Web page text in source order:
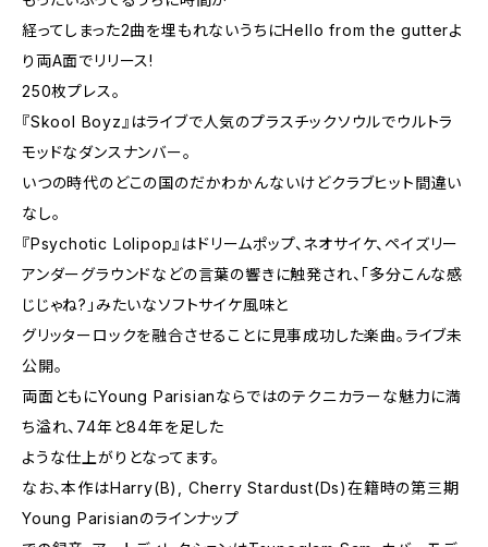
経ってしまった2曲を埋もれないうちにHello from the gutterよ
り両A面でリリース!
250枚プレス。
『Skool Boyz』はライブで人気のプラスチックソウルでウルトラ
モッドなダンスナンバー。
いつの時代のどこの国のだかわかんないけどクラブヒット間違い
なし。
『Psychotic Lolipop』はドリームポップ、ネオサイケ、ペイズリー
アンダーグラウンドなどの言葉の響きに触発され、「多分こんな感
じじゃね?」みたいなソフトサイケ風味と
グリッターロックを融合させることに見事成功した楽曲。ライブ未
公開。
両面ともにYoung Parisianならではのテクニカラーな魅力に満
ち溢れ、74年と84年を足した
ような仕上がりとなってます。
なお、本作はHarry(B), Cherry Stardust(Ds)在籍時の第三期
Young Parisianのラインナップ